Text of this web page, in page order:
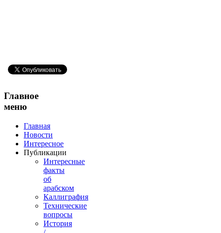
Главное
меню
Главная
Новости
Интересное
Публикации
Интересные
факты
об
арабском
Каллиграфия
Технические
вопросы
История